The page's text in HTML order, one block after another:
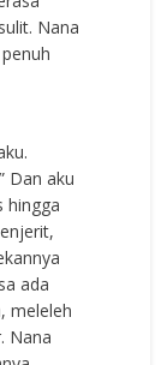
Nana
Dan aku
hingga
ada
meleleh
Nana